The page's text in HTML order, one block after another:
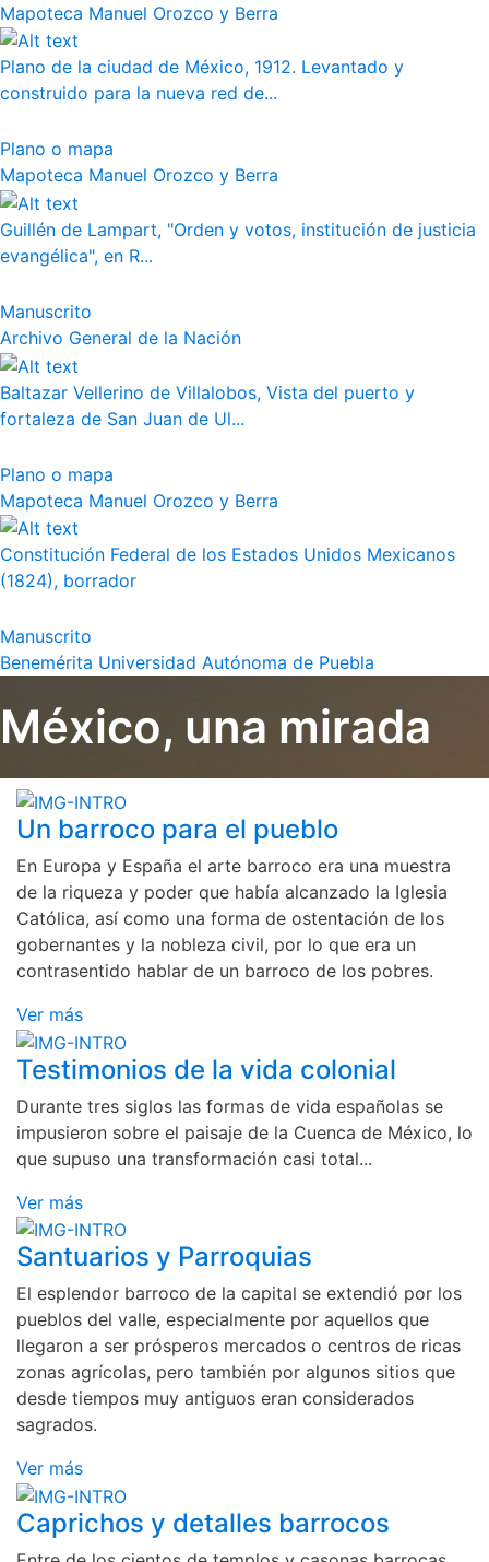
Mapoteca Manuel Orozco y Berra
Plano de la ciudad de México, 1912. Levantado y
construido para la nueva red de...
Plano o mapa
Mapoteca Manuel Orozco y Berra
Guillén de Lampart, "Orden y votos, institución de justicia
evangélica", en R...
Manuscrito
Archivo General de la Nación
Baltazar Vellerino de Villalobos, Vista del puerto y
fortaleza de San Juan de Ul...
Plano o mapa
Mapoteca Manuel Orozco y Berra
Constitución Federal de los Estados Unidos Mexicanos
(1824), borrador
Manuscrito
Benemérita Universidad Autónoma de Puebla
México, una mirada
Un barroco para el pueblo
En Europa y España el arte barroco era una muestra
de la riqueza y poder que había alcanzado la Iglesia
Católica, así como una forma de ostentación de los
gobernantes y la nobleza civil, por lo que era un
contrasentido hablar de un barroco de los pobres.
Ver más
Testimonios de la vida colonial
Durante tres siglos las formas de vida españolas se
impusieron sobre el paisaje de la Cuenca de México, lo
que supuso una transformación casi total...
Ver más
Santuarios y Parroquias
El esplendor barroco de la capital se extendió por los
pueblos del valle, especialmente por aquellos que
llegaron a ser prósperos mercados o centros de ricas
zonas agrícolas, pero también por algunos sitios que
desde tiempos muy antiguos eran considerados
sagrados.
Ver más
Caprichos y detalles barrocos